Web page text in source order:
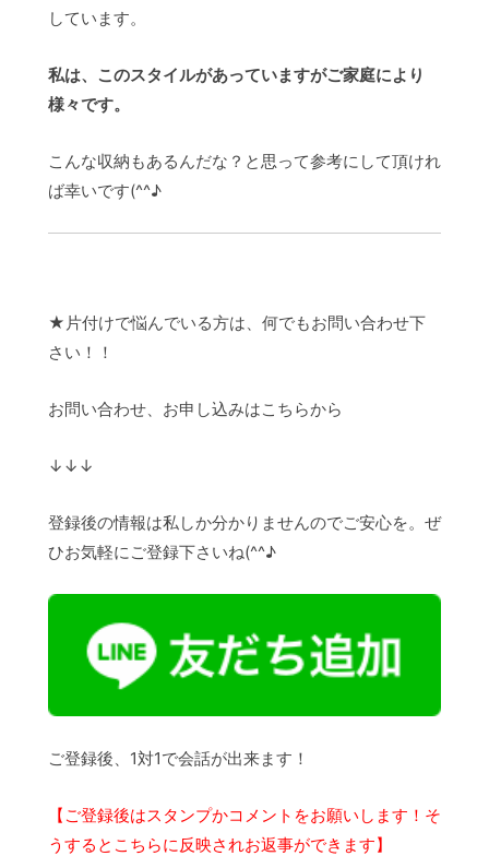
しています。
私は、このスタイルがあっていますがご家庭により
様々です。
こんな収納もあるんだな？と思って参考にして頂けれ
ば幸いです(^^♪
★片付けで悩んでいる方は、何でもお問い合わせ下
さい！！
お問い合わせ、お申し込みはこちらから
↓↓↓
登録後の情報は私しか分かりませんのでご安心を。ぜ
ひお気軽にご登録下さいね(^^♪
ご登録後、1対1で会話が出来ます！
【ご登録後はスタンプかコメントをお願いします！そ
うするとこちらに反映されお返事ができます】